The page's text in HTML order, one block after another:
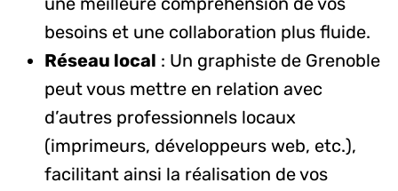
besoins et une collaboration plus fluide.
Réseau local : Un graphiste de Grenoble
peut vous mettre en relation avec
d’autres professionnels locaux
(imprimeurs, développeurs web, etc.),
facilitant ainsi la réalisation de vos